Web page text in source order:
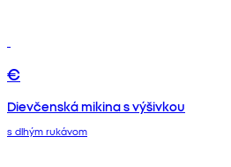
€
Dievčenská mikina s výšivkou
s dlhým rukávom